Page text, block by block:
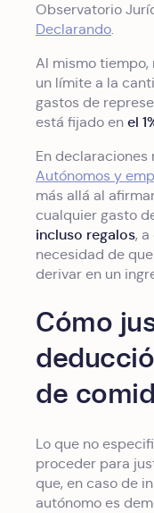
Observatorio
Declarando.
Al mismo
un límite a la
gastos de
está fijado en el
En
Autónomos y
más allá al
cualquier gasto
incluso regalos,
necesidad de
derivar en un
Cómo
de
Lo que no
proceder para
que, en caso de
autónomo es